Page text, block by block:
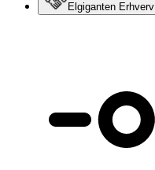
Elgiganten Erhverv